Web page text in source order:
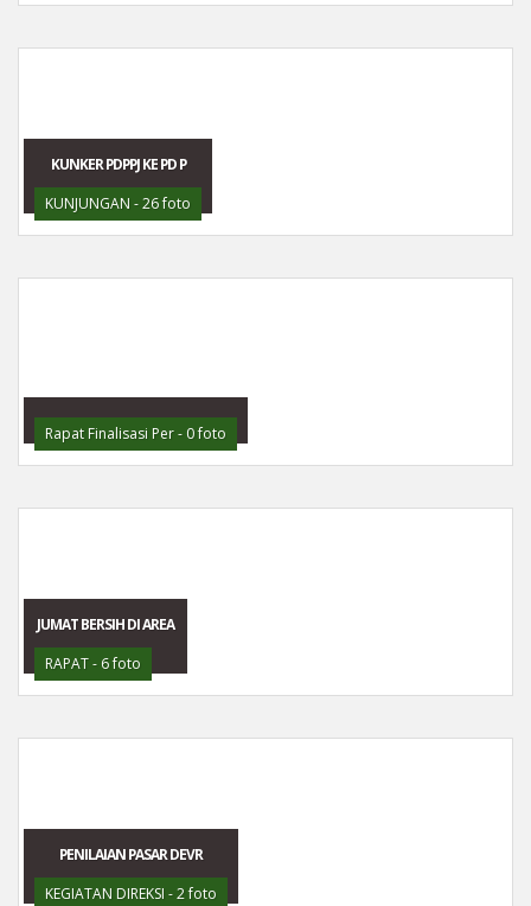
KUNKER PDPPJ KE PD P
KUNJUNGAN - 26 foto
Rapat Finalisasi Per - 0 foto
JUMAT BERSIH DI AREA
RAPAT - 6 foto
PENILAIAN PASAR DEVR
KEGIATAN DIREKSI - 2 foto